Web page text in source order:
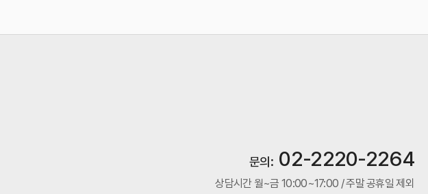
문의: 02-2220-2264
상담시간 월~금 10:00~17:00 / 주말 공휴일 제외